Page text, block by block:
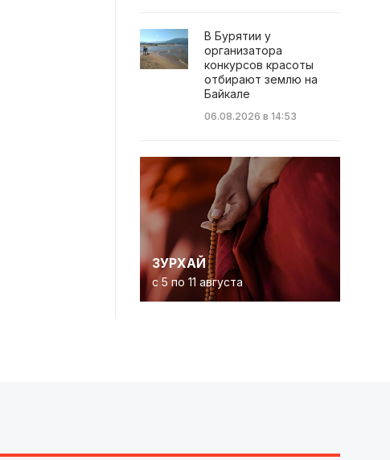
В Бурятии у
организатора
конкурсов красоты
отбирают землю на
Байкале
06.08.2026 в 14:53
ЗУРХАЙ
с 5 по 11 августа